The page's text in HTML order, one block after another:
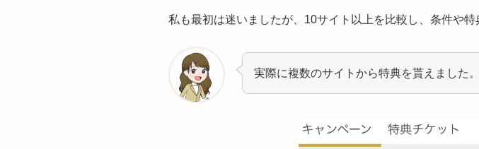
私も最初は迷いましたが、10サイト以上を比較し、条件や特
実際に複数のサイトから特典を貰えました。